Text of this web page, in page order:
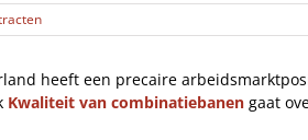
heeft een precaire
Kwaliteit van combinatiebanen gaat